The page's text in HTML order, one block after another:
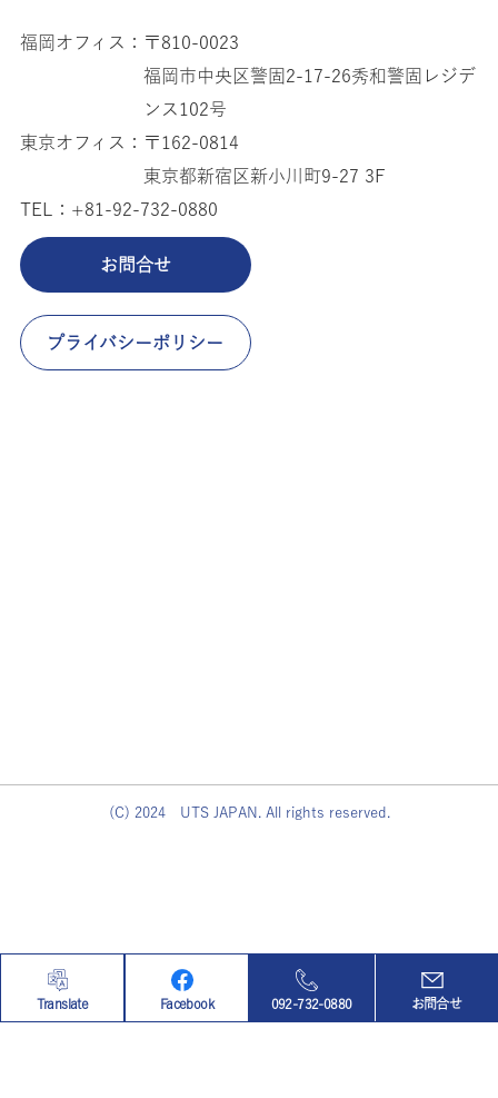
福岡オフィス： 〒810-0023
福岡市中央区警固2-17-26秀和警固レジデ
ンス102号
東京オフィス： 〒162-0814
東京都新宿区新小川町9-27 3F
TEL： +81-92-732-0880
お問合せ
プライバシーポリシー
(C) 2024 UTS JAPAN. All rights reserved.
Translate Facebook 092-732-0880 お問合せ